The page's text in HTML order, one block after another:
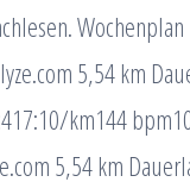
Wochenplan
5,54 km
km144
5,54 km